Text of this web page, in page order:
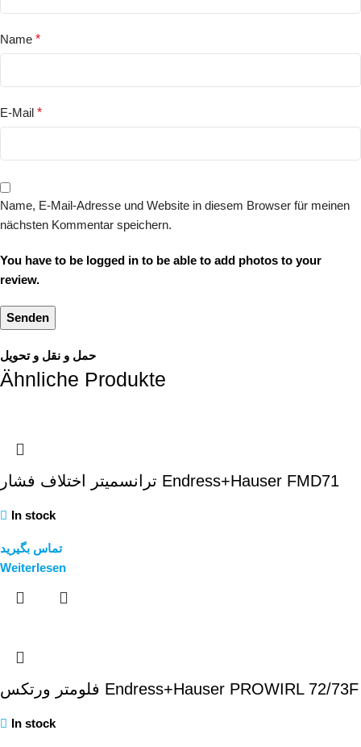
Name *
E-Mail *
Name, E-Mail-Adresse und Website in diesem Browser für meinen
nächsten Kommentar speichern.
You have to be logged in to be able to add photos to your
review.
حمل و نقل و تحویل
Ähnliche Produkte
ترانسمیتر اختلاف فشار Endress+Hauser FMD71
In stock
تماس بگیرید
Weiterlesen
فلومتر ورتکس Endress+Hauser PROWIRL 72/73F
In stock